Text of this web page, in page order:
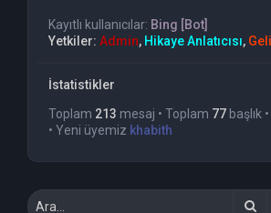
Kayıtlı kullanıcılar: Bing [Bot]
Yetkiler: Admin, Hikaye Anlatıcısı,
İstatistikler
Toplam 213 mesaj • Toplam 77 başlık
• Yeni üyemiz khabith